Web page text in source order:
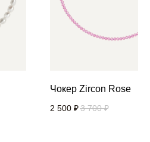
Чокер Zircon Rose
2 500 ₽3 700 ₽